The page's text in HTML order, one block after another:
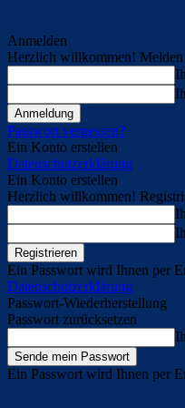
Anmelden
Herzlich willkommen! Melden
Passwort vergessen?
Ein Konto erstellen
Datenschutzerklärung
Ein Konto erstellen
Herzlich willkommen!
Ein Passwort wird Ihnen per
Datenschutzerklärung
Passwort-Wiederherstellung
Passwort zurücksetzen
Ein Passwort wird Ihnen per